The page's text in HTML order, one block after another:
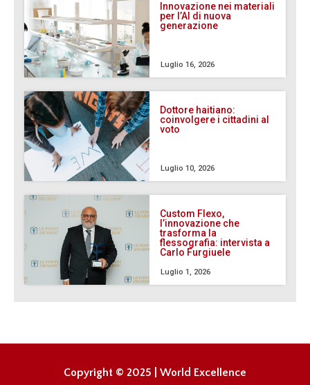
Innovazione nei materiali
per l’AI di nuova
generazione
Luglio 16, 2026
Dottore haitiano:
coinvolgere i cittadini al
voto
Luglio 10, 2026
Custom Flexo,
l’innovazione che
trasforma la
flessografia: intervista a
Carlo Furgiuele
Luglio 1, 2026
Copyright © 2025 | World Excellence